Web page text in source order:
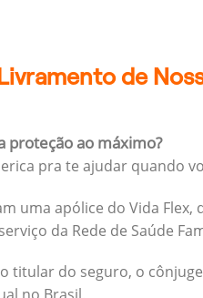
de
proteção ao máximo?
pra te ajudar quando
uma apólice do Vida Flex,
da Rede de Saúde
titular do seguro, o